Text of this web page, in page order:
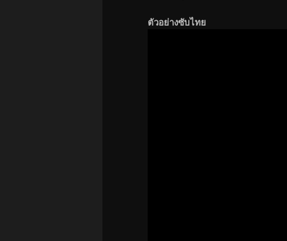
ตัวอย่างซับไทย